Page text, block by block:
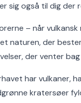
sig også til dig der
– når
naturen, der
der venter
har vulkaner,
kratersøer